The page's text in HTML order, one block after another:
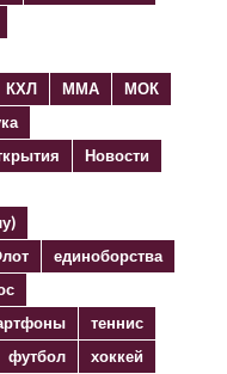
КХЛ ММА
МОК
Новости
единоборства
теннис
футбол хоккей